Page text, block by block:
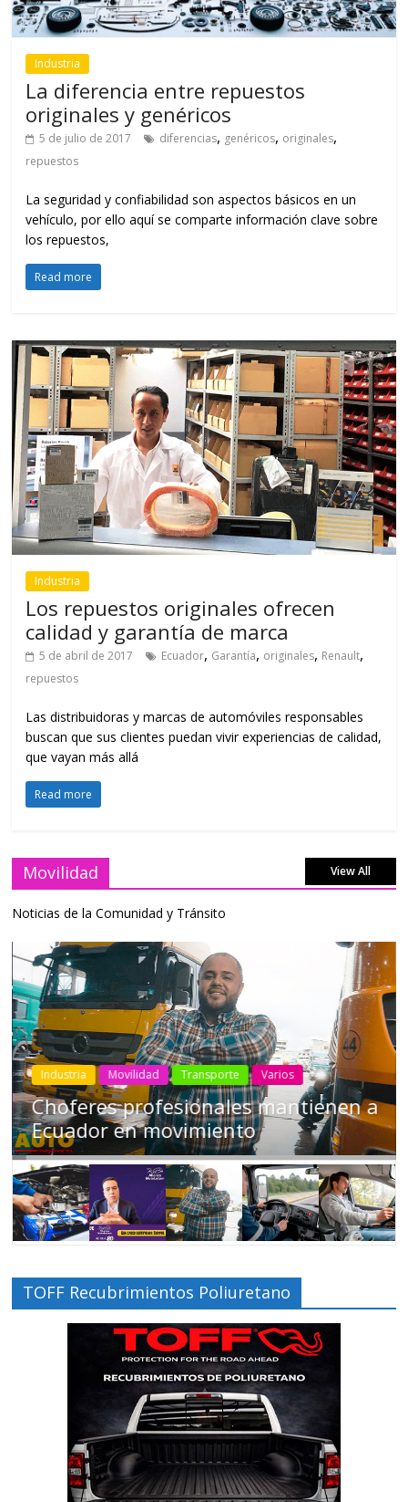
Industria
La diferencia entre repuestos
originales y genéricos
5 de julio de 2017 diferencias, genéricos, originales,
repuestos
La seguridad y confiabilidad son aspectos básicos en un
vehículo, por ello aquí se comparte información clave sobre
los repuestos,
Read more
Industria
Los repuestos originales ofrecen
calidad y garantía de marca
5 de abril de 2017 Ecuador, Garantía, originales, Renault,
repuestos
Las distribuidoras y marcas de automóviles responsables
buscan que sus clientes puedan vivir experiencias de calidad,
que vayan más allá
Read more
Movilidad View All
Noticias de la Comunidad y Tránsito
Industria Movilidad Transporte Varios
Choferes profesionales mantienen a
Ecuador en movimiento
TOFF Recubrimientos Poliuretano